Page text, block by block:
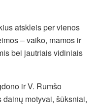
atskleis per vienos
– vaiko, mamos ir
bei jautriais vidiniais
ir V. Rumšo
motyvai, šūksniai,